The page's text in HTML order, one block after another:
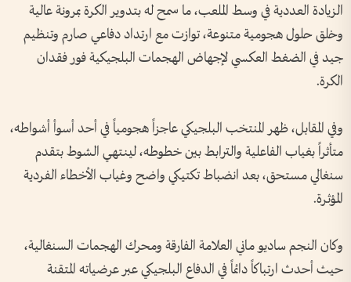
الزيادة العددية في وسط الملعب، ما سمح له بتدوير الكرة بمرونة عالية
وخلق حلول هجومية متنوعة، توازت مع ارتداد دفاعي صارم وتنظيم
جيد في الضغط العكسي لإجهاض الهجمات البلجيكية فور فقدان
الكرة.
وفي المقابل، ظهر المنتخب البلجيكي عاجزاً هجومياً في أحد أسوأ أشواطه،
متأثراً بغياب الفاعلية والترابط بين خطوطه، لينتهي الشوط بتقدم
سنغالي مستحق، بعد انضباط تكتيكي واضح وغياب الأخطاء الفردية
المؤثرة.
وكان النجم ساديو ماني العلامة الفارقة ومحرك الهجمات السنغالية،
حيث أحدث ارتباكاً دائماً في الدفاع البلجيكي عبر عرضياته المتقنة